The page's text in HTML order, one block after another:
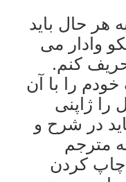
هر حال باید
وادار می
کنم.
را با آن
را ژاپنی
در شرح و
مترجم
چاپ کردن